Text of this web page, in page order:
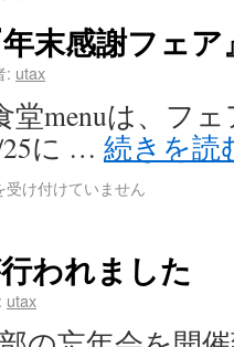
末感謝フェア
: utax
menuは、フ
に … 続きを読
受け付けていません
われました
utax